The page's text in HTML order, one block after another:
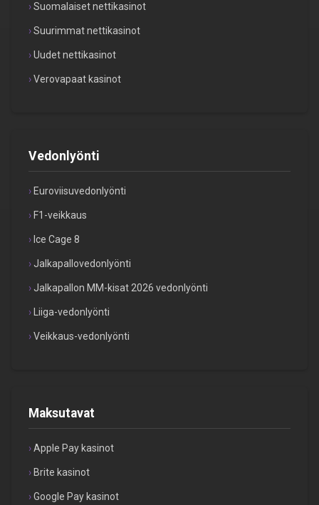
Suomalaiset nettikasinot
Suurimmat nettikasinot
Uudet nettikasinot
Verovapaat kasinot
Vedonlyönti
Euroviisuvedonlyönti
F1-veikkaus
Ice Cage 8
Jalkapallovedonlyönti
Jalkapallon MM-kisat 2026 vedonlyönti
Liiga-vedonlyönti
Veikkaus-vedonlyönti
Maksutavat
Apple Pay kasinot
Brite kasinot
Google Pay kasinot